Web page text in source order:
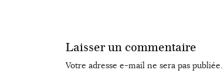
Laisser un commentaire
Votre adresse e-mail ne sera pas publiée.